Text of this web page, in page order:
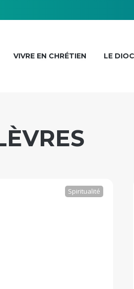
VIVRE EN CHRÉTIEN LE
Spiritualité